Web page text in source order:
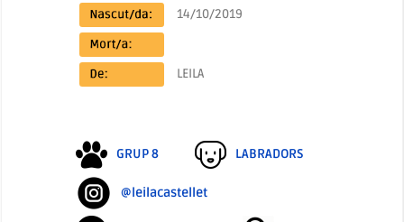
14/10/2019
LEILA
GRUP 8 LABRADORS
@leilacastellet